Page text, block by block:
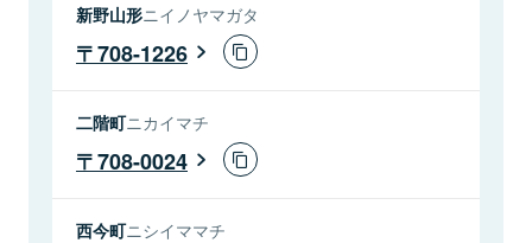
新野山形ニイノヤマガタ
708-1226
二階町ニカイマチ
708-0024
西今町ニシイママチ